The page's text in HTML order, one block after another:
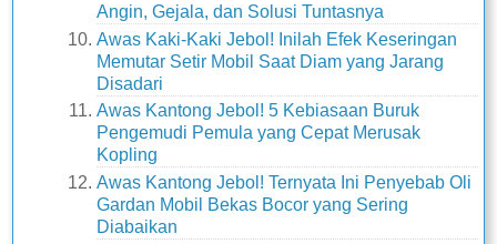
Angin, Gejala, dan Solusi Tuntasnya
Awas Kaki-Kaki Jebol! Inilah Efek Keseringan
Memutar Setir Mobil Saat Diam yang Jarang
Disadari
Awas Kantong Jebol! 5 Kebiasaan Buruk
Pengemudi Pemula yang Cepat Merusak
Kopling
Awas Kantong Jebol! Ternyata Ini Penyebab Oli
Gardan Mobil Bekas Bocor yang Sering
Diabaikan